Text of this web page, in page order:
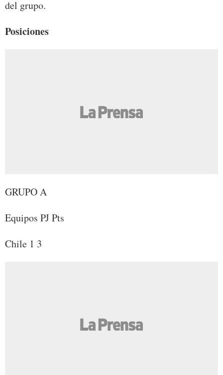
del grupo.
Posiciones
GRUPO A
Equipos PJ Pts
Chile 1 3